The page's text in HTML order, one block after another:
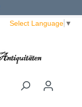
Select Language ▼